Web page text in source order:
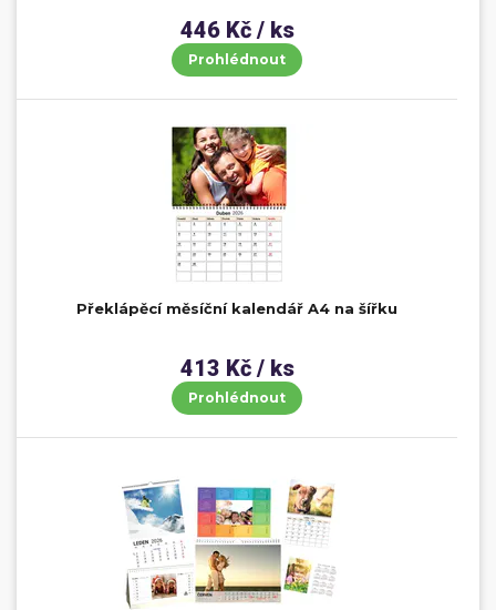
446 Kč / ks
Prohlédnout
Překlápěcí měsíční kalendář A4 na šířku
413 Kč / ks
Prohlédnout